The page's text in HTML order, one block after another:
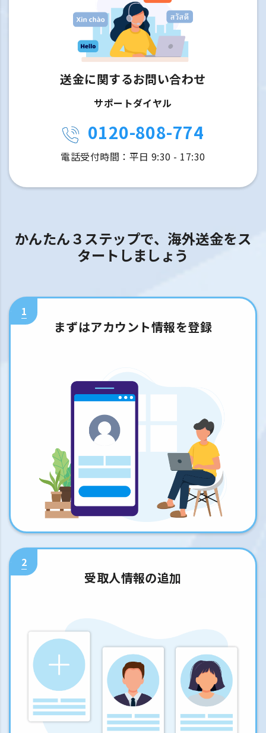
送金に関するお問い合わせ
サポートダイヤル
0120-808-774
電話受付時間：平日 9:30 - 17:30
かんたん３ステップで、海外送金をス
タートしましょう
1
まずはアカウント情報を登録
2
受取人情報の追加